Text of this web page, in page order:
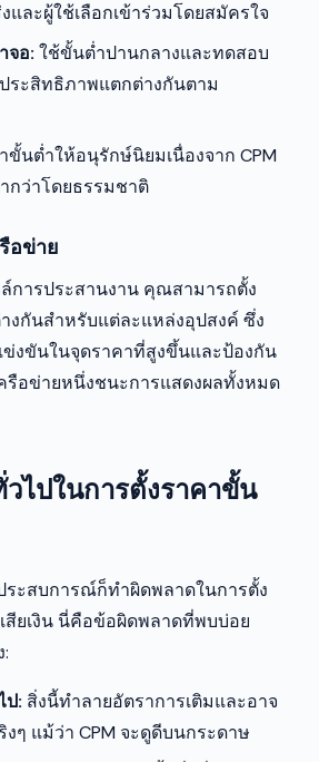
และผู้ใช้เลือกเข้าร่วมโดยสมัครใจ
จอ: ใช้ขั้นต่ำปานกลางและทดสอบ
ระสิทธิภาพแตกต่างกันตาม
ขั้นต่ำให้อนุรักษ์นิยมเนื่องจาก CPM
กว่าโดยธรรมชาติ
อข่าย
การประสานงาน คุณสามารถตั้ง
งกันสำหรับแต่ละแหล่งอุปสงค์ ซึ่ง
ข่งขันในจุดราคาที่สูงขึ้นและป้องกัน
รือข่ายหนึ่งชนะการแสดงผลทั้งหมด
ไปในการตั้งราคาขั้น
ระสบการณ์ก็ทำผิดพลาดในการตั้ง
สียเงิน นี่คือข้อผิดพลาดที่พบบ่อย
ป: สิ่งนี้ทำลายอัตราการเติมและอาจ
งๆ แม้ว่า CPM จะดูดีบนกระดาษ